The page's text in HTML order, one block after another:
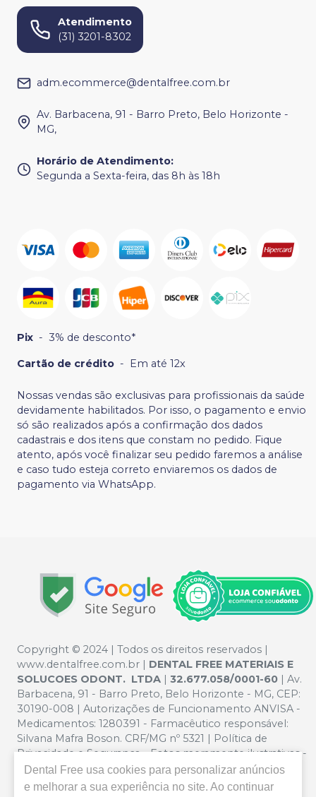
Atendimento
(31) 3201-8302
adm.ecommerce@dentalfree.com.br
Av. Barbacena, 91 - Barro Preto, Belo Horizonte -
MG,
Horário de Atendimento:
Segunda a Sexta-feira, das 8h às 18h
Pix - 3% de desconto*
Cartão de crédito - Em até 12x
Nossas vendas são exclusivas para profissionais da saúde
devidamente habilitados. Por isso, o pagamento e envio
só são realizados após a confirmação dos dados
cadastrais e dos itens que constam no pedido. Fique
atento, após você finalizar seu pedido faremos a análise
e caso tudo esteja correto enviaremos os dados de
pagamento via WhatsApp.
Copyright © 2024 | Todos os direitos reservados |
www.dentalfree.com.br | DENTAL FREE MATERIAIS E
SOLUCOES ODONT. LTDA
32.677.058/0001-60
| Av.
Barbacena, 91 - Barro Preto, Belo Horizonte - MG, CEP:
30190-008 | Autorizações de Funcionamento ANVISA -
Medicamentos: 1280391 - Farmacêutico responsável:
Silvana Mafra Boson. CRF/MG nº 5321 | Política de
Privacidade e Segurança - Fotos meramente ilustrativas -
Os preços e condições da loja virtual estão sujeitos a
alterações. Em caso de divergência de preços no site, o
Dental Free usa cookies para personalizar anúncios
e melhorar a sua experiência no site. Ao continuar